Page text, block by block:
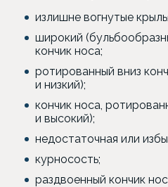
излишне вогнутые
широкий
кончик носа;
ротированный вниз
и низкий);
кончик носа,
и высокий);
недостаточная или
курносость;
раздвоенный кончик